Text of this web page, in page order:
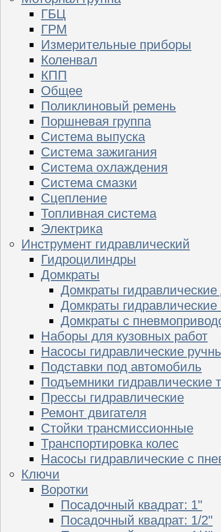
ГБЦ
ГРМ
Измерительные приборы
Коленвал
КПП
Общее
Поликлиновый ремень
Поршневая группа
Система выпуска
Система зажигания
Система охлаждения
Система смазки
Сцепление
Топливная система
Электрика
Инструмент гидравлический
Гидроцилиндры
Домкраты
Домкраты
Домкраты гидравлические
Домкраты с
Наборы для кузовных работ
Насосы гидравлические
Подставки под автомобиль
Подъемники гидравлические
Прессы гидравлические
Ремонт двигателя
Стойки трансмиссионные
Транспортировка колес
Насосы гидравлические с
Ключи
Воротки
Посадочный квадрат: 1"
Посадочный квадрат: 1/2"